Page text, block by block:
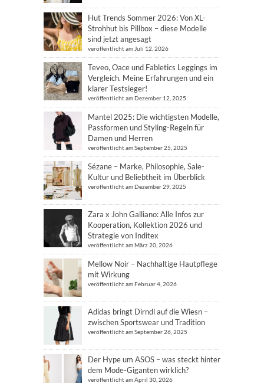
Hut Trends Sommer 2026: Von XL-
Strohhut bis Pillbox – diese Modelle
sind jetzt angesagt
veröffentlicht am Juli 12, 2026
Teveo, Oace und Fabletics Leggings im
Vergleich. Meine Erfahrungen und ein
klarer Testsieger!
veröffentlicht am Dezember 12, 2025
Mantel 2025: Die wichtigsten Modelle,
Passformen und Styling-Regeln für
Damen und Herren
veröffentlicht am September 25, 2025
Sézane – Marke, Philosophie, Sale-
Kultur und Beliebtheit im Überblick
veröffentlicht am Dezember 29, 2025
Zara x John Galliano: Alle Infos zur
Kooperation, Kollektion 2026 und
Strategie von Inditex
veröffentlicht am März 20, 2026
Mellow Noir – Nachhaltige Hautpflege
mit Wirkung
veröffentlicht am Februar 4, 2026
Adidas bringt Dirndl auf die Wiesn –
zwischen Sportswear und Tradition
veröffentlicht am September 26, 2025
Der Hype um ASOS – was steckt hinter
dem Mode-Giganten wirklich?
veröffentlicht am April 30, 2026